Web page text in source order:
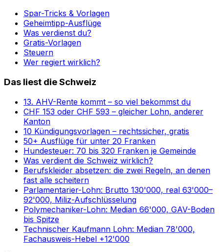
Spar-Tricks & Vorlagen
Geheimtipp-Ausflüge
Was verdienst du?
Gratis-Vorlagen
Steuern
Wer regiert wirklich?
Das liest die Schweiz
13. AHV-Rente kommt – so viel bekommst du
CHF 153 oder CHF 593 – gleicher Lohn, anderer
Kanton
10 Kündigungsvorlagen – rechtssicher, gratis
50+ Ausflüge für unter 20 Franken
Hundesteuer: 70 bis 320 Franken je Gemeinde
Was verdient die Schweiz wirklich?
Berufskleider absetzen: die zwei Regeln, an denen
fast alle scheitern
Parlamentarier-Lohn: Brutto 130'000, real 63'000–
92'000, Miliz-Aufschlüsselung
Polymechaniker-Lohn: Median 66'000, GAV-Boden
bis Spitze
Technischer Kaufmann Lohn: Median 78'000,
Fachausweis-Hebel +12'000